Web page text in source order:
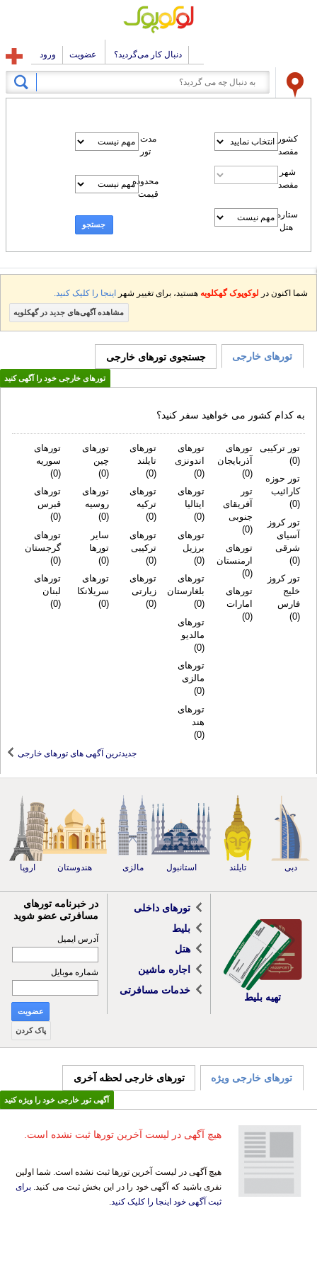
دنبال کار می‌گردید؟ عضویت ورود
کشور
مقصد
شهر
مقصد
ستاره
هتل
مدت
تور
محدوده
قیمت
جستجو
شما اکنون در لوکوپوک گهکلویه هستید، برای تغییر شهر اینجا را کلیک کنید.
مشاهده آگهی‌های جدید در گهکلویه
تورهای خارجی جستجوی تورهای خارجی
تورهای خارجی خود را آگهی کنید
جدیدترین آگهی های تورهای خارجی
به کدام کشور می خواهید سفر کنید؟
تور ترکیبی
(0)
تور حوزه
کارائیب
(0)
تور کروز
آسیای
شرقی
(0)
تور کروز
خلیج
فارس
(0)
تورهای
آذربایجان
(0)
تور
آفریقای
جنوبی
(0)
تورهای
ارمنستان
(0)
تورهای
امارات
(0)
تورهای
اندونزی
(0)
تورهای
ایتالیا
(0)
تورهای
برزیل
(0)
تورهای
بلغارستان
(0)
تورهای
تایلند
(0)
تورهای
ترکیه
(0)
تورهای
ترکیبی
(0)
تورهای
زیارتی
(0)
تورهای
چین
(0)
تورهای
روسیه
(0)
سایر
تورها
(0)
تورهای
سریلانکا
(0)
تورهای
سوریه
(0)
تورهای
قبرس
(0)
تورهای
گرجستان
(0)
تورهای
لبنان
(0)
تورهای
مالدیو
(0)
تورهای
مالزی
(0)
تورهای
هند
(0)
دبی تایلند استانبول مالزی هندوستان اروپا
تهیه بلیط
تورهای داخلی
بلیط
هتل
اجاره ماشین
خدمات مسافرتی
در خبرنامه تورهای
مسافرتی عضو شوید
آدرس ایمیل
شماره موبایل
عضویت
پاک کردن
تورهای خارجی ویژه تورهای خارجی لحظه آخری
آگهی تور خارجی خود را ویژه کنید
هیچ آگهی در لیست آخرین تورها ثبت نشده است.
هیچ آگهی در لیست آخرین تورها ثبت نشده است. شما اولین
نفری باشید که آگهی خود را در این بخش ثبت می کنید.برای
ثبت آگهی خود اینجا را کلیک کنید.